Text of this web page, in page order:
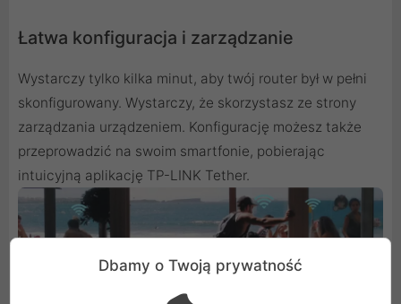
Łatwa konfiguracja i zarządzanie
Wystarczy tylko kilka minut, aby twój router był w pełni
skonfigurowany. Wystarczy, że skorzystasz ze strony
zarządzania urządzeniem. Konfigurację możesz także
przeprowadzić na swoim smartfonie, pobierając
intuicyjną aplikację TP-LINK Tether.
Dbamy o Twoją prywatność